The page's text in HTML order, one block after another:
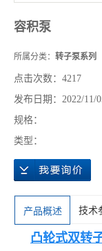
容积泵
所属分类： 转子泵系列
点击次数： 4217
发布日期： 2022/11/
规格：
类型：
产品概述 技术
凸轮式双转